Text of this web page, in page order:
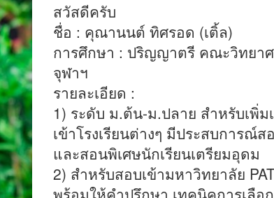
สวัสดีครับ
ชื่อ : คุณานนต์ ทิศรอด (เติ้ล)
การศึกษา : ปริญญาตรี คณะวิทยา
จุฬาฯ
รายละเอียด :
1) ระดับ ม.ต้น-ม.ปลาย สำหรับเพิ่ม
เข้าโรงเรียนต่างๆ มีประสบการณ์
และสอนพิเศษนักเรียนเตรียมอุดม
2) สำหรับสอบเข้ามหาวิทยาลัย
พร้อมให้คำปรึกษา เทคนิคการเลือ